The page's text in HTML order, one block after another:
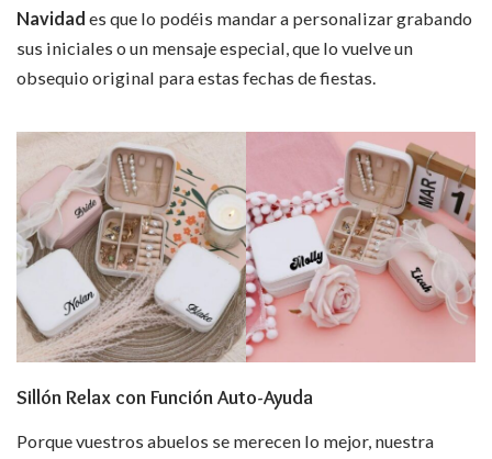
Navidad es que lo podéis mandar a personalizar grabando
sus iniciales o un mensaje especial, que lo vuelve un
obsequio original para estas fechas de fiestas.
Sillón Relax con Función Auto-Ayuda
Porque vuestros abuelos se merecen lo mejor, nuestra